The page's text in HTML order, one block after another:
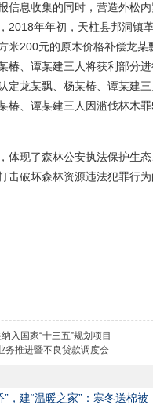
信息收集的同时，营造外松
2018年年初，天柱县邦洞镇
米200元的原木价格补偿龙
椿、谭某建三人将获利部分
定龙某飘、杨某椿、谭某建
椿、谭某建三人因滥伐林木
现了森林公安执法保护生态
击破坏森林资源违法犯罪行
入国家“十三五”规划项目
务推进暨不良贷款调度会
，建“温暖之家”：寒冬送棉被